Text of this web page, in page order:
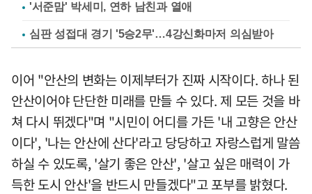
'서준맘' 박세미, 연하 남친과 열애
심판 성접대 경기 '5승2무'…4강신화마저 의심받아
이어 "안산의 변화는 이제부터가 진짜 시작이다. 하나 된
안산이어야 단단한 미래를 만들 수 있다. 제 모든 것을 바
쳐 다시 뛰겠다"며 "시민이 어디를 가든 '내 고향은 안산
이다', '나는 안산에 산다'라고 당당하고 자랑스럽게 말씀
하실 수 있도록, '살기 좋은 안산', '살고 싶은 매력이 가
득한 도시 안산'을 반드시 만들겠다"고 포부를 밝혔다.